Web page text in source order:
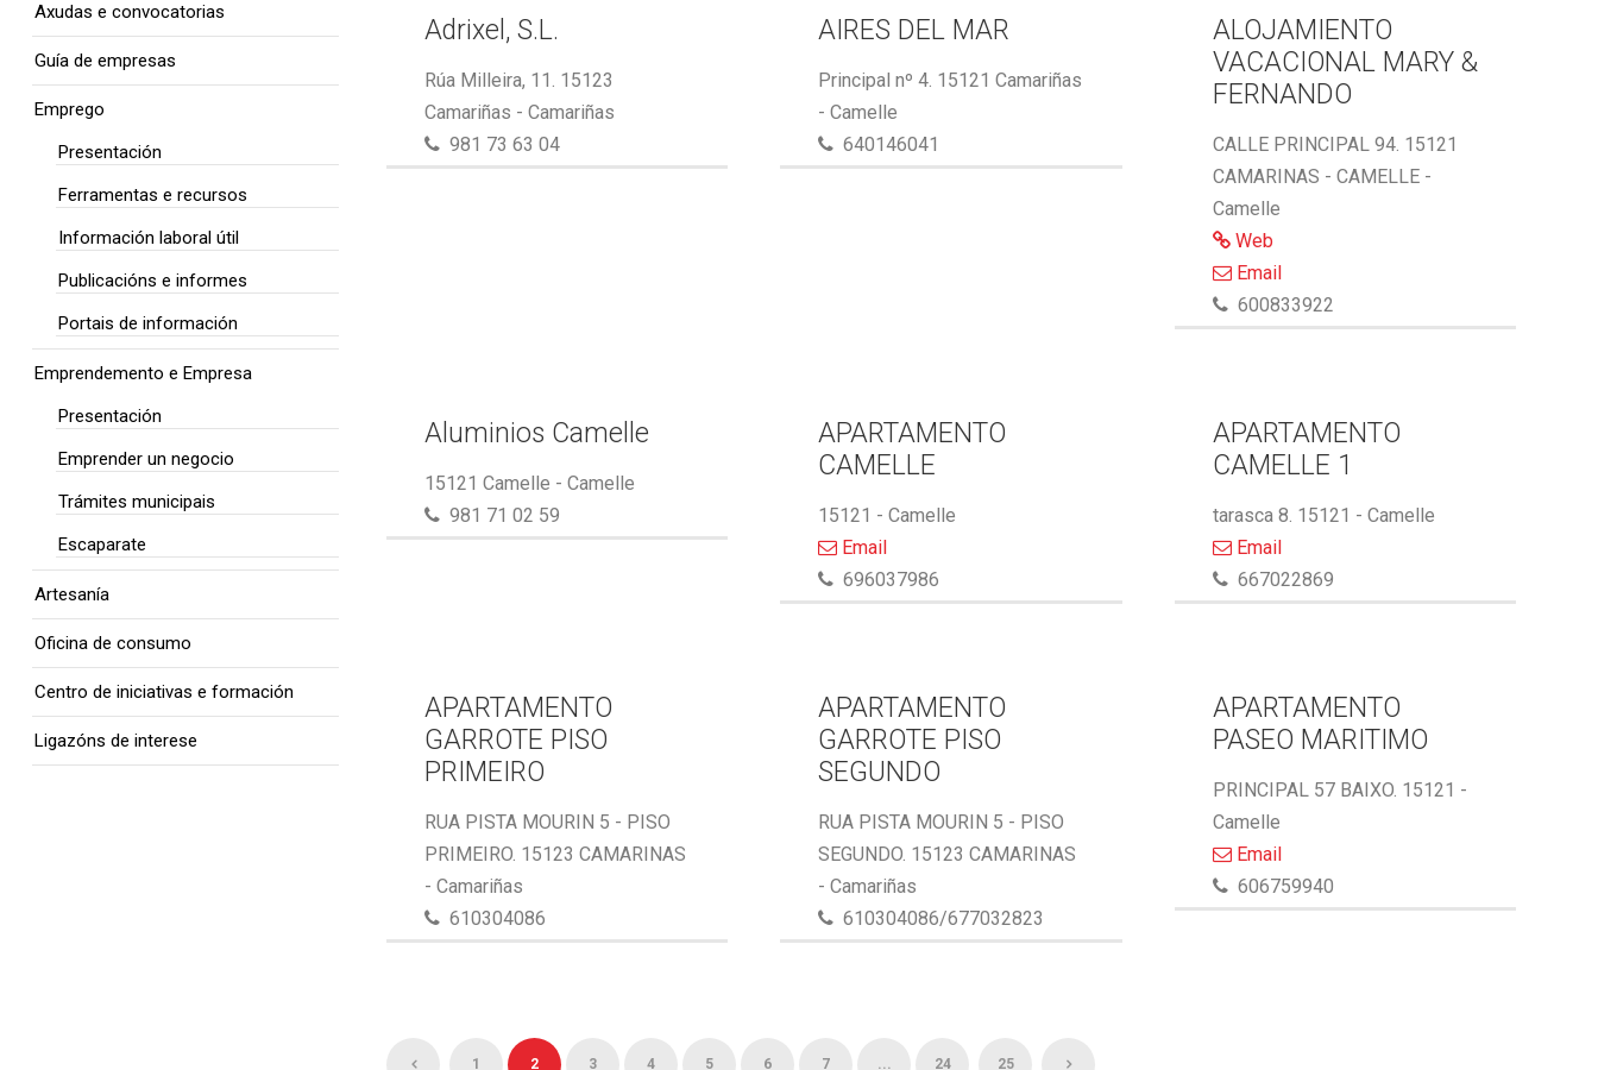
Adrixel, S.L.
Rúa Milleira, 11. 15123
Camariñas - Camariñas
981 73 63 04
AIRES DEL MAR
Principal nº 4. 15121 Camariñas
- Camelle
640146041
ALOJAMIENTO
VACACIONAL MARY &
FERNANDO
CALLE PRINCIPAL 94. 15121
CAMARINAS - CAMELLE -
Camelle
Web
Email
600833922
Aluminios Camelle
15121 Camelle - Camelle
981 71 02 59
APARTAMENTO
CAMELLE
15121 - Camelle
Email
696037986
APARTAMENTO
CAMELLE 1
tarasca 8. 15121 - Camelle
Email
667022869
APARTAMENTO
GARROTE PISO
PRIMEIRO
RUA PISTA MOURIN 5 - PISO
PRIMEIRO. 15123 CAMARINAS
- Camariñas
610304086
APARTAMENTO
GARROTE PISO
SEGUNDO
RUA PISTA MOURIN 5 - PISO
SEGUNDO. 15123 CAMARINAS
- Camariñas
610304086/677032823
APARTAMENTO
PASEO MARITIMO
PRINCIPAL 57 BAIXO. 15121 -
Camelle
Email
606759940
1 2 3 4 5 6 7 ... 24 25
Axudas e convocatorias
Guía de empresas
Emprego
Presentación
Ferramentas e recursos
Información laboral útil
Publicacións e informes
Portais de información
Emprendemento e Empresa
Presentación
Emprender un negocio
Trámites municipais
Escaparate
Artesanía
Oficina de consumo
Centro de iniciativas e formación
Ligazóns de interese